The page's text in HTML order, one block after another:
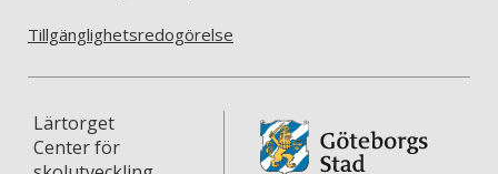
Tillgänglighetsredogörelse
Lärtorget
Center för